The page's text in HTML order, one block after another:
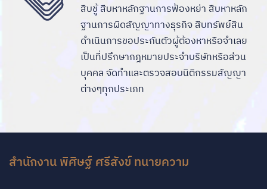
สืบชู้ สืบหาหลักฐานการฟ้องหย่า สืบหาหลัก
ฐานการผิดสัญญาทางธุรกิจ สืบทรัพย์สิน
ดำเนินการขอประกันตัวผู้ต้องหาหรือจำเลย
เป็นที่ปรึกษากฎหมายประจำบริษัทหรือส่วน
บุคคล จัดทำและตรวจสอบนิติกรรมสัญญา
ต่างๆทุกประเภท
สำนักงาน พิศิษฐ์ ศรีสังข์ ทนายความ